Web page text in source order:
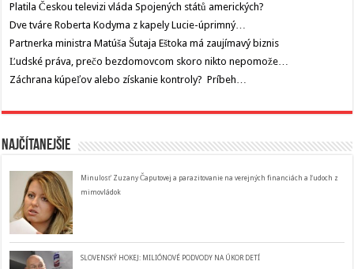
Platila Českou televizi vláda Spojených států amerických?
Dve tváre Roberta Kodyma z kapely Lucie-úprimný…
Partnerka ministra Matúša Šutaja Eštoka má zaujímavý biznis
Ľudské práva, prečo bezdomovcom skoro nikto nepomože…
Záchrana kúpeľov alebo získanie kontroly? Príbeh…
Najčítanejšie
Minulosť Zuzany Čaputovej a parazitovanie na verejných financiách a ľudoch z
mimovládok
SLOVENSKÝ HOKEJ: MILIÓNOVÉ PODVODY NA ÚKOR DETÍ